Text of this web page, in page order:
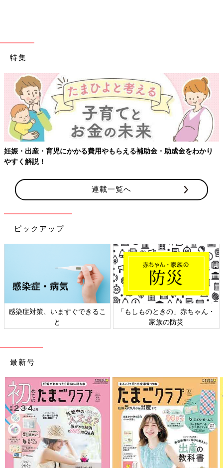
特集
妊娠・出産・育児にかかる費用やもらえる補助金・助成金をわかり
やすく解説！
連載一覧へ
ピックアップ
感染症対策、いますぐできるこ
と
「もしものときの」赤ちゃん・
家族の防災
最新号